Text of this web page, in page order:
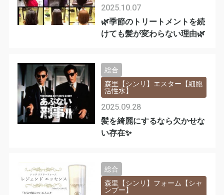
🌿季節のトリートメントを続
けても髪が変わらない理由🌿
2025.10.07
髪を綺麗にするなら欠かせな
い存在✨
2025.09.28
総合
森里【シンリ】エスター【細胞
活性水】
総合
森里【シンリ】フォーム【シャ
ンプー】